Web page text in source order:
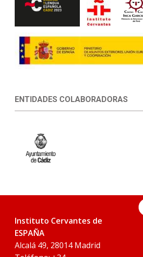
ENTIDADES COLABORADORAS
Instituto Cervantes de
ESPAÑA
Alcalá 49, 28014 Madrid